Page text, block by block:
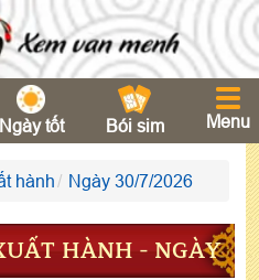
Ngày tốt Bói sim Menu
hành Ngày 30/7/2026
HÀNH - NGÀY